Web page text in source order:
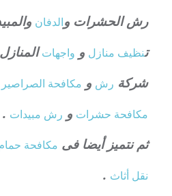
رش الحشرات والدفان
تنظيف منازل و واجهات
شركة رش و مكافحة الصراصير
مكافحة حشرات و رش مبيدات .
ثم نتميز أيضا فى مكافحة
نقل أثاث .